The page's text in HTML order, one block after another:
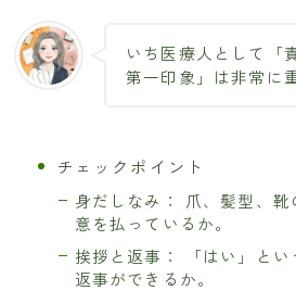
いち医療人として「
第一印象」は非常に
チェックポイント
身だしなみ： 爪、髪型、
意を払っているか。
挨拶と返事： 「はい」と
返事ができるか。